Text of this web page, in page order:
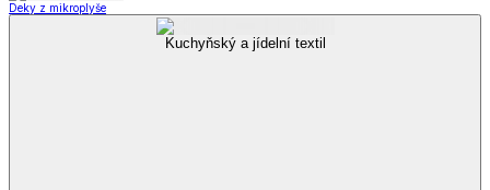
Deky z mikroplyše
Kuchyňský a jídelní textil